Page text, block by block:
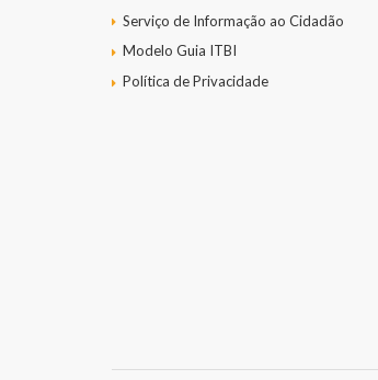
Serviço de Informação ao Cidadão
Modelo Guia ITBI
Política de Privacidade